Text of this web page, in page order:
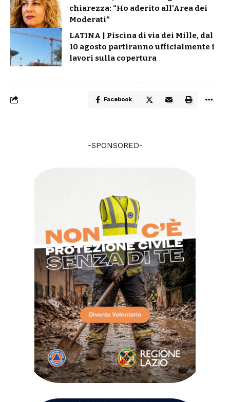
chiarezza: “Ho aderito all’Area dei
Moderati”
LATINA | Piscina di via dei Mille, dal
10 agosto partiranno ufficialmente i
lavori sulla copertura
Facebook
-SPONSORED-